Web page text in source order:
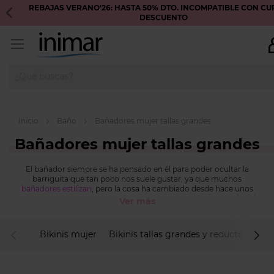
REBAJAS VERANO'26: HASTA 50% DTO. INCOMPATIBLE CON
DESCUENTO
Inicio Baño Bañadores mujer tallas grandes
Bañadores mujer tallas grandes
El bañador siempre se ha pensado en él para poder ocultar la
barriguita que tan poco nos suele gustar, ya que muchos
bañadores estilizan, pero la cosa ha cambiado desde hace unos
Bikinis mujer Bikinis tallas grandes y reductores